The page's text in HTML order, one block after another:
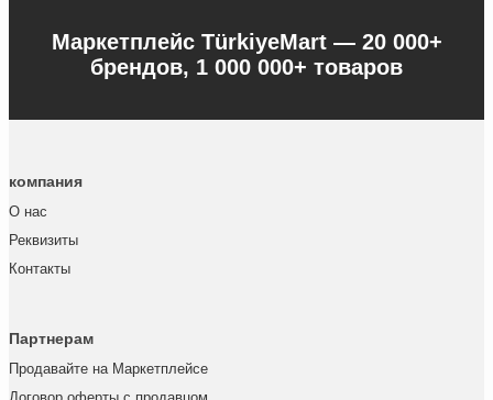
Маркетплейс TürkiyeMart — 20 000+
брендов, 1 000 000+ товаров
компания
О нас
Реквизиты
Контакты
Партнерам
Продавайте на Маркетплейсе